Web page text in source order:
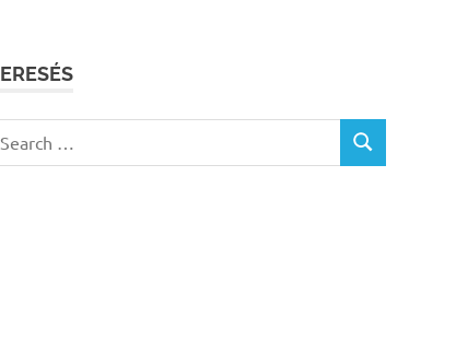
SEARCH